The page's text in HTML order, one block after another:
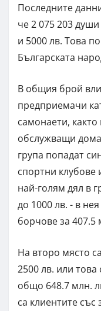
Последните
че 2 075 203
и 5000 лв. Това
Българската
В общия брой
предприемачи
самонаети,
обслужващи
група попадат
спортни клубове
най-голям дял в
до 1000 лв. - в
борчове за 407.5
На второ място
2500 лв. или
общо 648.7 млн.
са клиентите